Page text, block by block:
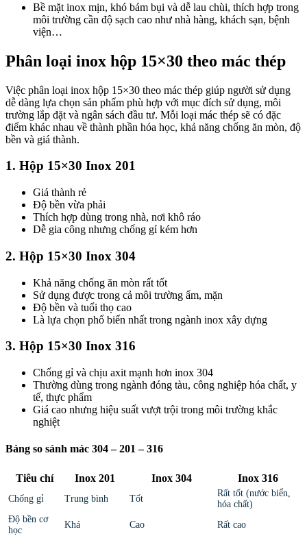
Bề mặt inox mịn, khó bám bụi và dễ lau chùi, thích hợp trong
môi trường cần độ sạch cao như nhà hàng, khách sạn, bệnh
viện…
Phân loại inox hộp 15×30 theo mác thép
Việc phân loại inox hộp 15×30 theo mác thép giúp người sử dụng
dễ dàng lựa chọn sản phẩm phù hợp với mục đích sử dụng, môi
trường lắp đặt và ngân sách đầu tư. Mỗi loại mác thép sẽ có đặc
điểm khác nhau về thành phần hóa học, khả năng chống ăn mòn, độ
bền và giá thành.
1. Hộp 15×30 Inox 201
Giá thành rẻ
Độ bền vừa phải
Thích hợp dùng trong nhà, nơi khô ráo
Dễ gia công nhưng chống gỉ kém hơn
2. Hộp 15×30 Inox 304
Khả năng chống ăn mòn rất tốt
Sử dụng được trong cả môi trường ẩm, mặn
Độ bền và tuổi thọ cao
Là lựa chọn phổ biến nhất trong ngành inox xây dựng
3. Hộp 15×30 Inox 316
Chống gỉ và chịu axit mạnh hơn inox 304
Thường dùng trong ngành đóng tàu, công nghiệp hóa chất, y
tế, thực phẩm
Giá cao nhưng hiệu suất vượt trội trong môi trường khắc
nghiệt
Bảng so sánh mác 304 – 201 – 316
Tiêu chí Inox 201 Inox 304 Inox 316
Chống gỉ Trung bình Tốt
Rất tốt (nước biển,
hóa chất)
Độ bền cơ
học
Khá Cao
Rất cao